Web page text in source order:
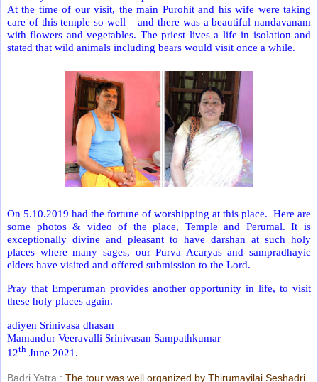
At the time of our visit, the main Purohit and his wife were taking
care of this temple so well – and there was a beautiful nandavanam
with flowers and vegetables. The priest lives a life in isolation and
stated that wild animals including bears would visit once a while.
On 5.10.2019 had the fortune of worshipping at this place. Here are
some photos & video of the place, Temple and Perumal. It is
exceptionally divine and pleasant to have darshan at such holy
places where many sages, our Purva Acaryas and sampradhayic
elders have visited and offered submission to the Lord.
Pray that Emperuman provides another opportunity in life, to visit
these holy places again.
adiyen Srinivasa dhasan
Mamandur Veeravalli Srinivasan Sampathkumar
12th June 2021.
Badri Yatra : The tour was well organized by Thirumayilai Seshadri